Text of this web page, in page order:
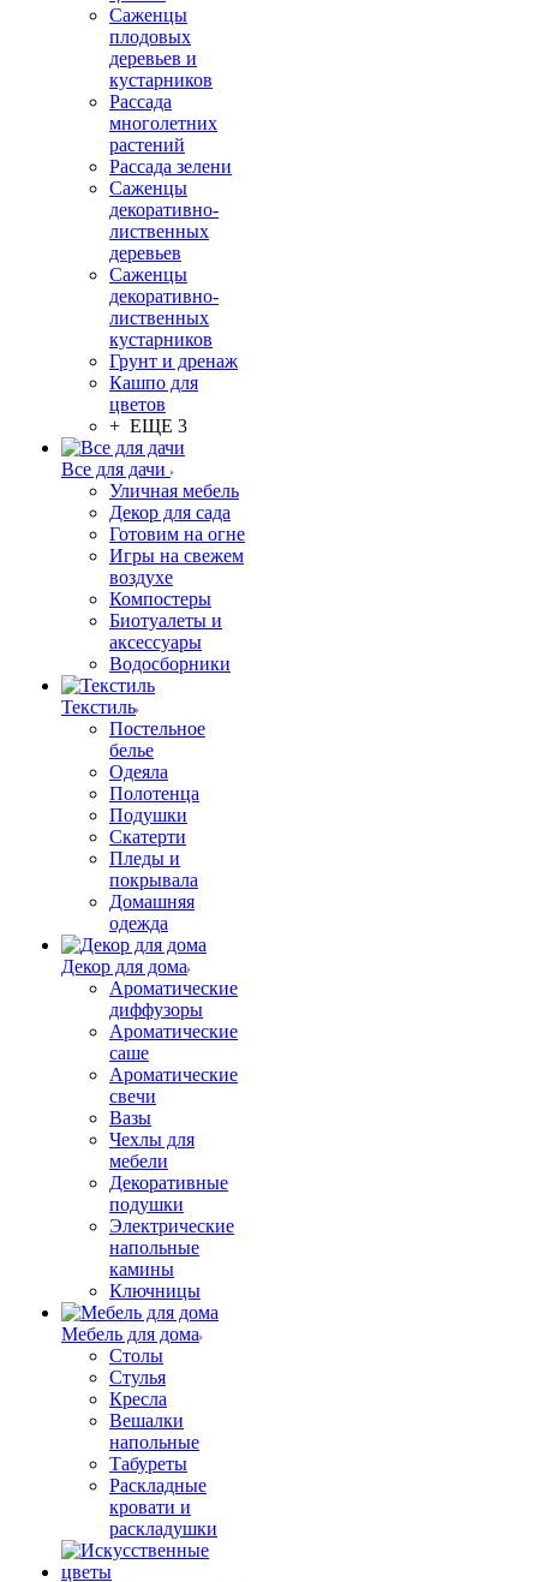
Саженцы
плодовых
деревьев и
кустарников
Рассада
многолетних
растений
Рассада зелени
Саженцы
декоративно-
лиственных
деревьев
Саженцы
декоративно-
лиственных
кустарников
Грунт и дренаж
Кашпо для
цветов
+ ЕЩЕ 3
Все для дачи
Уличная мебель
Декор для сада
Готовим на огне
Игры на свежем
воздухе
Компостеры
Биотуалеты и
аксессуары
Водосборники
Текстиль
Постельное
белье
Одеяла
Полотенца
Подушки
Скатерти
Пледы и
покрывала
Домашняя
одежда
Декор для дома
Ароматические
диффузоры
Ароматические
саше
Ароматические
свечи
Вазы
Чехлы для
мебели
Декоративные
подушки
Электрические
напольные
камины
Ключницы
Мебель для дома
Столы
Стулья
Кресла
Вешалки
напольные
Табуреты
Раскладные
кровати и
раскладушки